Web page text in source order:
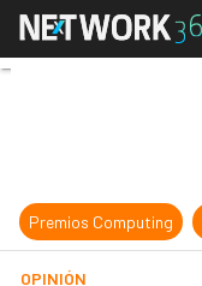
Premios Computing
OPINIÓN